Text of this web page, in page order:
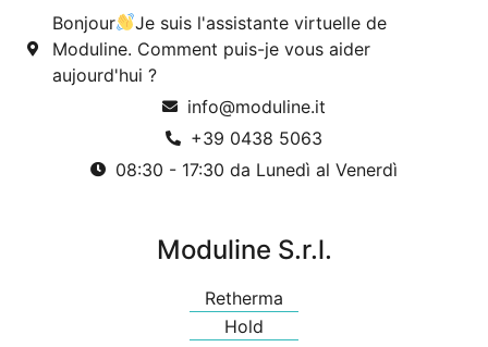
Bonjour
Je suis l'assistante virtuelle de
Moduline. Comment puis-je vous aider
aujourd'hui ?
info@moduline.it
+39 0438 5063
08:30 - 17:30 da Lunedì al Venerdì
Moduline S.r.l.
Retherma
Hold